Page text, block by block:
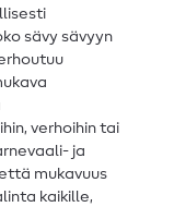
sävy sävyyn
verhoihin tai
ja
mukavuus
kaikille,